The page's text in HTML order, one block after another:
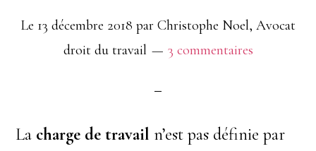
Le 13 décembre 2018 par Christophe Noel, Avocat
droit du travail
3 commentaires
La charge de travail n’est pas définie par